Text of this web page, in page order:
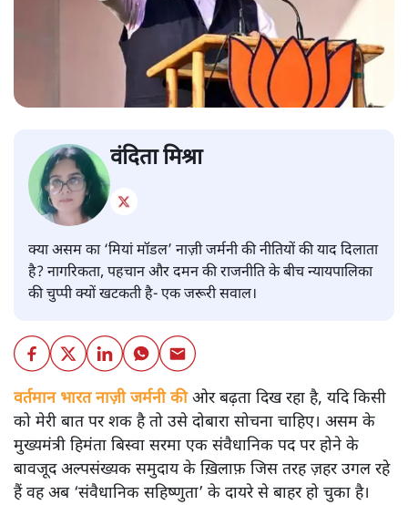
वंदिता मिश्रा
क्या असम का ‘मियां मॉडल’ नाज़ी जर्मनी की नीतियों की याद दिलाता
है? नागरिकता, पहचान और दमन की राजनीति के बीच न्यायपालिका
की चुप्पी क्यों खटकती है- एक जरूरी सवाल।
वर्तमान भारत नाज़ी जर्मनी कीओर बढ़ता दिख रहा है, यदि किसी
को मेरी बात पर शक है तो उसे दोबारा सोचना चाहिए। असम के
मुख्यमंत्री हिमंता बिस्वा सरमा एक संवैधानिक पद पर होने के
बावजूद अल्पसंख्यक समुदाय के ख़िलाफ़ जिस तरह ज़हर उगल रहे
हैं वह अब ‘संवैधानिक सहिष्णुता’ के दायरे से बाहर हो चुका है।